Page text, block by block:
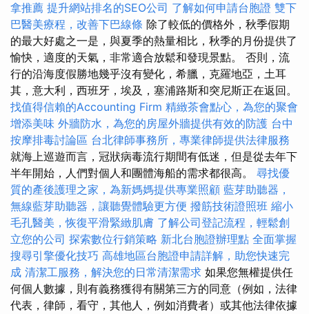
拿推薦 提升網站排名的SEO公司 了解如何申請台胞證 雙下
巴醫美療程，改善下巴線條 除了較低的價格外，秋季假期
的最大好處之一是，與夏季的熱量相比，秋季的月份提供了
愉快，適度的天氣，非常適合放鬆和發現景點。 否則，流
行的沿海度假勝地幾乎沒有變化，希臘，克羅地亞，土耳
其，意大利，西班牙，埃及，塞浦路斯和突尼斯正在返回。
找值得信賴的Accounting Firm 精緻茶會點心，為您的聚會
增添美味 外牆防水，為您的房屋外牆提供有效的防護 台中
按摩排毒討論區 台北律師事務所，專業律師提供法律服務
就海上巡遊而言，冠狀病毒流行期間有低迷，但是從去年下
半年開始，人們對個人和團體海船的需求都很高。 尋找優
質的產後護理之家，為新媽媽提供專業照顧 藍芽助聽器，
無線藍芽助聽器，讓聽覺體驗更方便 撥筋技術證照班 縮小
毛孔醫美，恢復平滑緊緻肌膚 了解公司登記流程，輕鬆創
立您的公司 探索數位行銷策略 新北台胞證辦理點 全面掌握
搜尋引擎優化技巧 高雄地區台胞證申請詳解，助您快速完
成 清潔工服務，解決您的日常清潔需求 如果您無權提供任
何個人數據，則有義務獲得有關第三方的同意（例如，法律
代表，律師，看守，其他人，例如消費者）或其他法律依據